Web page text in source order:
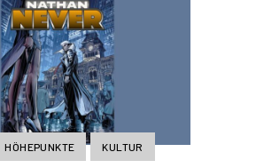
HÖHEPUNKTE KULTUR